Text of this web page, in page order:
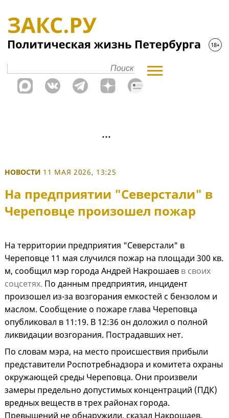
НОВОСТИ 11 МАЯ 2026, 13:25
На предприятии "Северстали" в
Череповце произошел пожар
На территории предприятия "Северстали" в
Череповце 11 мая случился пожар на площади 300 кв.
м, сообщил мэр города Андрей Накрошаев в своих
соцсетях. По данным предприятия, инцидент
произошел из-за возгорания емкостей с бензолом и
маслом. Сообщение о пожаре глава Череповца
опубликовал в 11:19. В 12:36 он доложил о полной
ликвидации возгорания. Пострадавших нет.
По словам мэра, на место происшествия прибыли
представители Роспотребнадзора и комитета охраны
окружающей среды Череповца. Они произвели
замеры предельно допустимых концентраций (ПДК)
вредных веществ в трех районах города.
Превышений не обнаружили, сказал Накрошаев.